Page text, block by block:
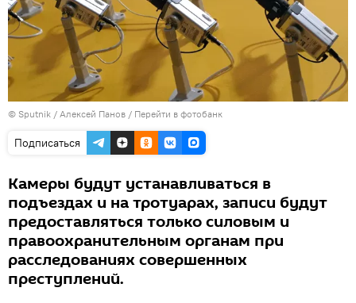
© Sputnik / Алексей Панов / Перейти в фотобанк
Подписаться
Камеры будут устанавливаться в
подъездах и на тротуарах, записи будут
предоставляться только силовым и
правоохранительным органам при
расследованиях совершенных
преступлений.